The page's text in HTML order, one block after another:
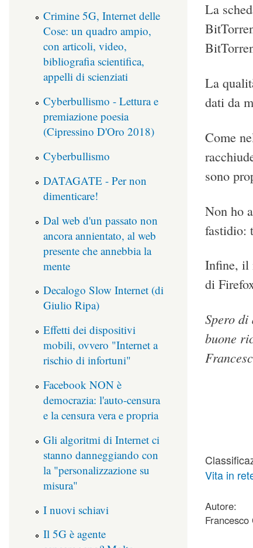
La
La
dati da
Come
sono
Non ho
fastidio:
Infine, il
di
Spero
buone
Vita in
Autore:
Francesco
Crimine 5G, Internet delle
Cose: un quadro ampio,
con articoli, video,
bibliografia scientifica,
appelli di scienziati
Cyberbullismo - Lettura e
premiazione poesia
(Cipressino D'Oro 2018)
Cyberbullismo
DATAGATE - Per non
dimenticare!
Dal web d'un passato non
ancora annientato, al web
presente che annebbia la
mente
Decalogo Slow Internet (di
Giulio Ripa)
Effetti dei dispositivi
mobili, ovvero "Internet a
rischio di infortuni"
Facebook NON è
democrazia: l'auto-censura
e la censura vera e propria
Gli algoritmi di Internet ci
stanno danneggiando con
la "personalizzazione su
misura"
I nuovi schiavi
Il 5G è agente